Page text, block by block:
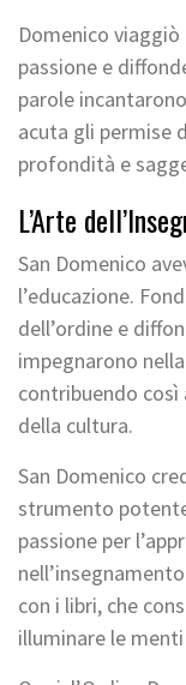
Domenico
passione e
parole
acuta gli permise
profondità e
L’Arte
San Domenico
l’educazione.
dell’ordine e
impegnarono
contribuendo così
della cultura.
San Domenico
strumento
passione per
con i libri, che
illuminare le